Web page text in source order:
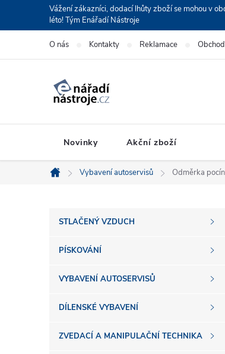
Vážení zákazníci, dodací lhůty zboží se mohou v
léto! Tým Enářadí Nástroje
O nás Kontakty Reklamace
Novinky Akční zboží
Domů
Vybavení autoservisů Odměrka
P
o
s
STLAČENÝ VZDUCH
PÍSKOVÁNÍ
VYBAVENÍ AUTOSERVISŮ
DÍLENSKÉ VYBAVENÍ
ZVEDACÍ A MANIPULAČNÍ TECHNIKA